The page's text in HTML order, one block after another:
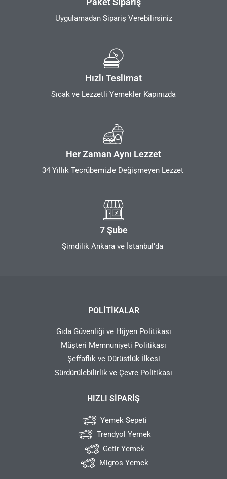
Uygulamadan Sipariş Verebilirsiniz
Hızlı Teslimat
Sıcak ve Lezzetli Yemekler Kapınızda
Her Zaman Aynı Lezzet
34 Yıllık Tecrübemizle Değişmeyen Lezzet
7 Şube
Şimdilik Ankara ve İstanbul’da
POLITIKALAR
Gıda Güvenliği ve Hijyen Politikası
Müşteri Memnuniyeti Politikası
Şeffaflık ve Dürüstlük İlkesi
Sürdürülebilirlik ve Çevre Politikası
HIZLI SIPARIŞ
Yemek Sepeti
Trendyol Yemek
Getir Yemek
Migros Yemek